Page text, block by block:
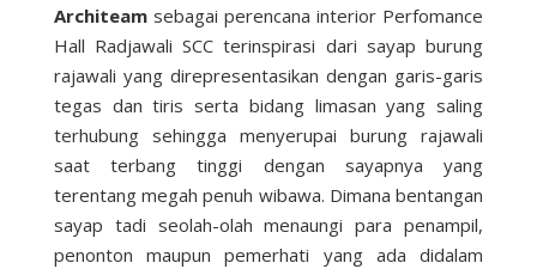
Architeamsebagai perencana interior Perfomance
Hall Radjawali SCC terinspirasi dari sayap burung
rajawali yang direpresentasikan dengan garis-garis
tegas dan tiris serta bidang limasan yang saling
terhubung sehingga menyerupai burung rajawali
saat terbang tinggi dengan sayapnya yang
terentang megah penuh wibawa. Dimana bentangan
sayap tadi seolah-olah menaungi para penampil,
penonton maupun pemerhati yang ada didalam